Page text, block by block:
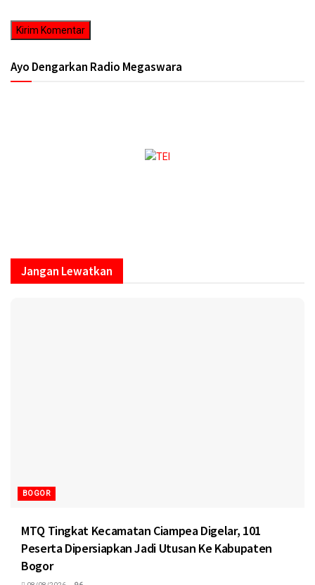
Ayo Dengarkan Radio Megaswara
Jangan Lewatkan
BOGOR
MTQ Tingkat Kecamatan Ciampea Digelar, 101
Peserta Dipersiapkan Jadi Utusan Ke Kabupaten
Bogor